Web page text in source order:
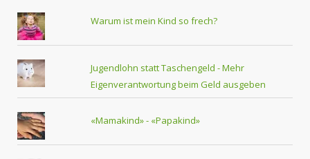
Warum ist mein Kind so frech?
Jugendlohn statt Taschengeld - Mehr
Eigenverantwortung beim Geld ausgeben
«Mamakind» - «Papakind»